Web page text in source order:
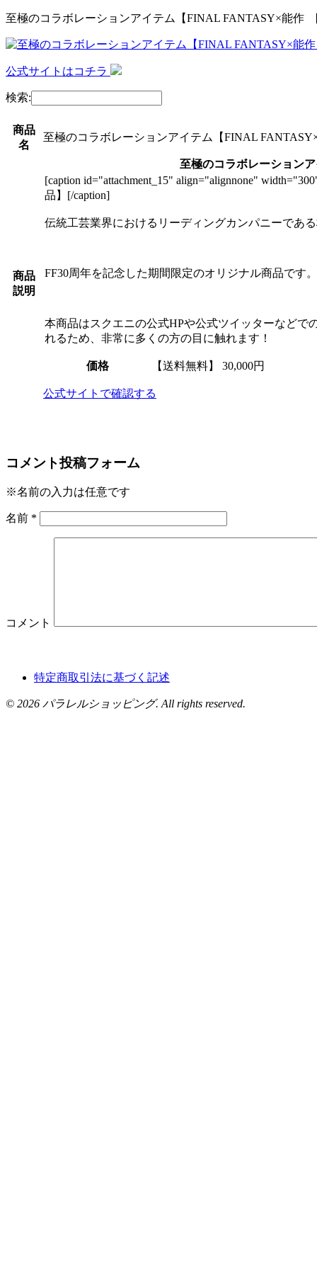
至極のコラボレーションアイテム【FINAL FANTASY×能作
公式サイトはコチラ
検索:
商品
名
至極のコラボレーションアイテム【FINAL
商品
説明
至極のコラボレーション
[caption id="attachment_15" align="alignnone"
品】[/caption]
伝統工芸業界におけるリーディングカンパニーであ
FF30周年を記念した期間限定のオリジナル商品です。
本商品はスクエニの公式HPや公式ツイッターなどで
れるため、非常に多くの方の目に触れます！
価格 【送料無料】 30,000円
公式サイトで確認する
コメント投稿フォーム
※名前の入力は任意です
名前 *
コメント
特定商取引法に基づく記述
© 2026 パラレルショッピング. All rights reserved.